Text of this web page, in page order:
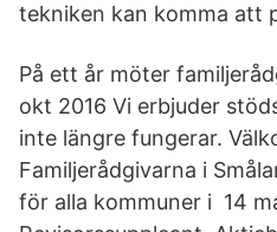
tekniken kan komma att
På ett år möter
okt 2016 Vi erbjuder
inte längre fungerar.
Familjerådgivarna i
för alla kommuner i 14